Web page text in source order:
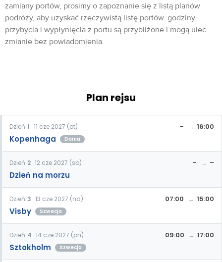
zamiany portów, prosimy o zapoznanie się z listą planów
podróży, aby uzyskać rzeczywistą listę portów. godziny
przybycia i wypłynięcia z portu są przybliżone i mogą ulec
zmianie bez powiadomienia.
Plan rejsu
Dzień 1 11 cze 2027 (pt)
Kopenhaga Dania
– 16:00
Dzień 2 12 cze 2027 (sb)
Dzień na morzu
– –
Dzień 3 13 cze 2027 (nd)
Visby Szwecja
07:00 15:00
Dzień 4 14 cze 2027 (pn)
Sztokholm Szwecja
09:00 17:00